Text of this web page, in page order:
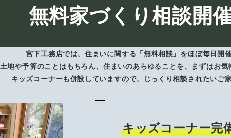
無料家づくり相談開
宮下工務店では、住まいに関する「無料相談」をほぼ毎日開
土地や予算のことはもちろん、住まいのあらゆることを、まずはお気
キッズコーナーも併設していますので、じっくり相談されたいご
キッズコーナー完